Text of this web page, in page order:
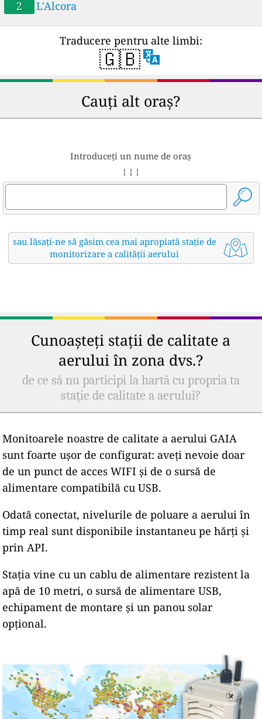
2
L'Alcora
Traducere pentru alte limbi:
🇬🇧
Cauți alt oraș?
Introduceți un nume de oraș
↓ ↓ ↓
sau lăsați-ne să găsim cea mai apropiată stație de
monitorizare a calității aerului
Cunoașteți stații de calitate a
aerului în zona dvs.?
de ce să nu participi la hartă cu propria ta
stație de calitate a aerului?
Monitoarele noastre de calitate a aerului GAIA
sunt foarte ușor de configurat: aveți nevoie doar
de un punct de acces WIFI și de o sursă de
alimentare compatibilă cu USB.
Odată conectat, nivelurile de poluare a aerului în
timp real sunt disponibile instantaneu pe hărți și
prin API.
Stația vine cu un cablu de alimentare rezistent la
apă de 10 metri, o sursă de alimentare USB,
echipament de montare și un panou solar
opțional.